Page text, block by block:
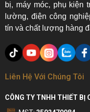
bị, máy móc, phụ kiện
lường, điện công
tín và chất lượng hàng
Liên Hệ Với Chúng Tôi
CÔNG TY TNHH THIẾT BỊ